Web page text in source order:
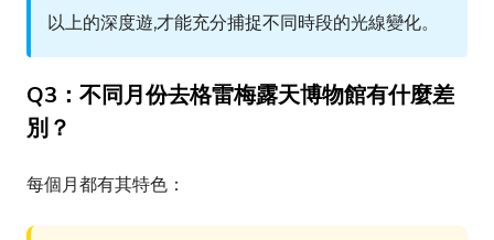
以上的深度遊,才能充分捕捉不同時段的光線變化。
Q3：不同月份去格雷梅露天博物館有什麼差
別？
每個月都有其特色：